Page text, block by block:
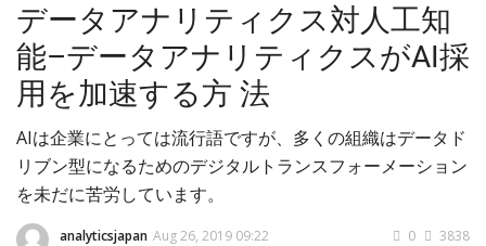
ホーム
お問い合わせ
テクノロジー
産業
イベント
教育
データアナリティクス対人工知
能–データアナリティクスがAI採
用を加速する方 法
AIは企業にとっては流行語ですが、多くの組織はデータド
リブン型になるためのデジタルトランスフォーメーション
を未だに苦労しています。
analyticsjapan Aug 26, 2019 09:22 3838
0